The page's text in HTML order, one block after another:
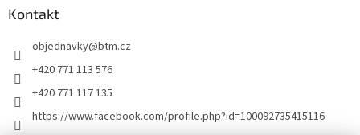
y
Kontakt
objednavky@btm.cz
+420 771 113 576
+420 771 117 135
https://www.facebook.com/profile.php?id=100092735415116